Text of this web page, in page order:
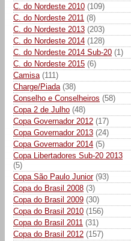
C. do Nordeste 2010 (109)
C. do Nordeste 2011 (8)
C. do Nordeste 2013 (203)
C. do Nordeste 2014 (128)
C. do Nordeste 2014 Sub-20 (1)
C. do Nordeste 2015 (6)
Camisa (111)
Charge/Piada (38)
Conselho e Conselheiros (58)
Copa 2 de Julho (48)
Copa Governador 2012 (17)
Copa Governador 2013 (24)
Copa Governador 2014 (5)
Copa Libertadores Sub-20 2013
(5)
Copa São Paulo Junior (93)
Copa do Brasil 2008 (3)
Copa do Brasil 2009 (30)
Copa do Brasil 2010 (156)
Copa do Brasil 2011 (31)
Copa do Brasil 2012 (157)